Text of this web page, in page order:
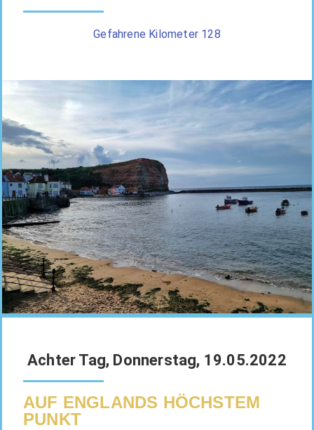
Gefahrene Kilometer 128
Achter Tag, Donnerstag, 19.05.2022
AUF ENGLANDS HÖCHSTEM
PUNKT